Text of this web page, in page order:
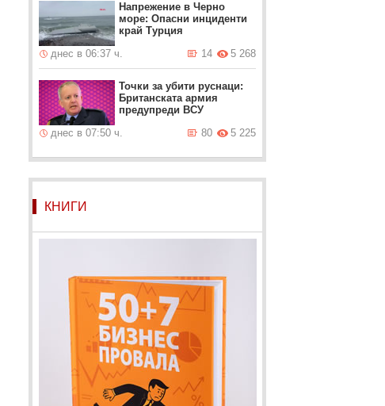
Напрежение в Черно
море: Опасни инциденти
край Турция
днес в 06:37 ч.
5 268
14
Точки за убити руснаци:
Британската армия
предупреди ВСУ
днес в 07:50 ч.
5 225
80
КНИГИ